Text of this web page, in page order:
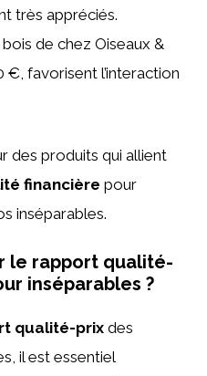
très appréciés.
de chez Oiseaux &
€, favorisent l’interaction
des produits qui allient
financière pour
inséparables.
le rapport qualité-
inséparables ?
qualité-prix des
il est essentiel